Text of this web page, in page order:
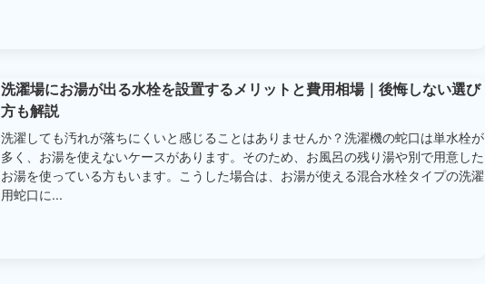
洗濯場にお湯が出る水栓を設置するメリットと費用相場｜後悔しない選び
方も解説
洗濯しても汚れが落ちにくいと感じることはありませんか？洗濯機の蛇口は単水栓が
多く、お湯を使えないケースがあります。そのため、お風呂の残り湯や別で用意した
お湯を使っている方もいます。こうした場合は、お湯が使える混合水栓タイプの洗濯
用蛇口に...